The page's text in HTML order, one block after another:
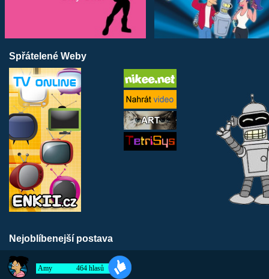
Spřátelené Weby
Nejoblíbenejší postava